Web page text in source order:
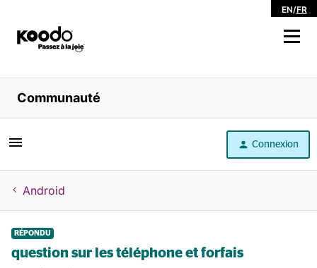
EN/FR
Magasiner
Libre service
Aide
Communauté
Connexion
Android
RÉPONDU
question sur les téléphone et forfais